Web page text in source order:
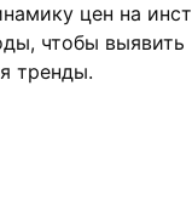
цен на
чтобы выявить
тренды.